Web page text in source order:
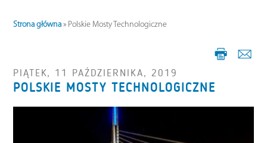
Strona główna » Polskie Mosty Technologiczne
PIĄTEK, 11 PAŹDZIERNIKA, 2019
POLSKIE MOSTY TECHNOLOGICZNE